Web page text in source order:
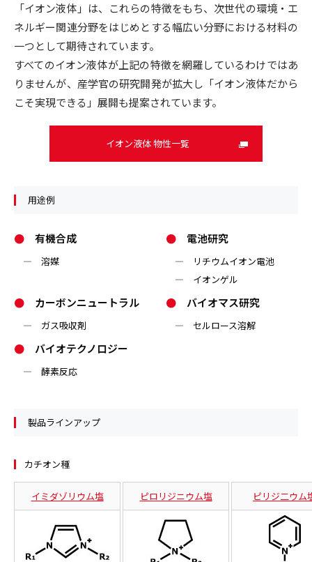
「イオン液体」は、これらの特徴をもち、次世代の環境・エ
ネルギー関連分野をはじめとする幅広い分野における材料の
一つとして期待されています。
すべてのイオン液体が上記の特徴を網羅しているわけではあ
りませんが、産学官の研究開発が拡大し「イオン液体だから
こそ実現できる」展開も提案されています。
イオン液体 物性一覧
用途例
● 有機合成 ● 電池研究
― 溶媒
― リチウムイオン電池
― イオンゲル
● カーボンニュートラル ● バイオマス研究
― ガス吸収剤 ― セルロース溶解
● バイオテクノロジー
― 酵素反応
製品ラインアップ
カチオン種
イミダゾリウム塩 ピロリジニウム塩 ピリジ二ウム